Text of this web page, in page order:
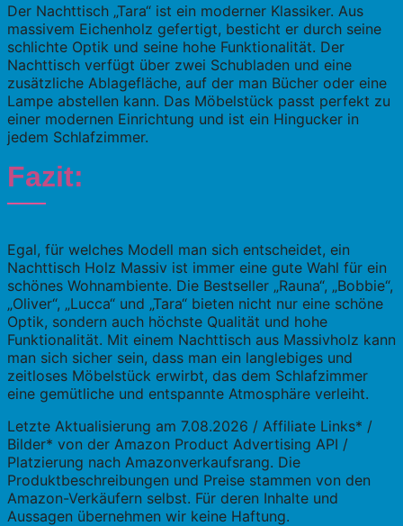
Der Nachttisch „Tara“ ist ein moderner Klassiker. Aus
massivem Eichenholz gefertigt, besticht er durch seine
schlichte Optik und seine hohe Funktionalität. Der
Nachttisch verfügt über zwei Schubladen und eine
zusätzliche Ablagefläche, auf der man Bücher oder eine
Lampe abstellen kann. Das Möbelstück passt perfekt zu
einer modernen Einrichtung und ist ein Hingucker in
jedem Schlafzimmer.
Fazit:
Egal, für welches Modell man sich entscheidet, ein
Nachttisch Holz Massiv ist immer eine gute Wahl für ein
schönes Wohnambiente. Die Bestseller „Rauna“, „Bobbie“,
„Oliver“, „Lucca“ und „Tara“ bieten nicht nur eine schöne
Optik, sondern auch höchste Qualität und hohe
Funktionalität. Mit einem Nachttisch aus Massivholz kann
man sich sicher sein, dass man ein langlebiges und
zeitloses Möbelstück erwirbt, das dem Schlafzimmer
eine gemütliche und entspannte Atmosphäre verleiht.
Letzte Aktualisierung am 7.08.2026 / Affiliate Links* /
Bilder* von der Amazon Product Advertising API /
Platzierung nach Amazonverkaufsrang. Die
Produktbeschreibungen und Preise stammen von den
Amazon-Verkäufern selbst. Für deren Inhalte und
Aussagen übernehmen wir keine Haftung.